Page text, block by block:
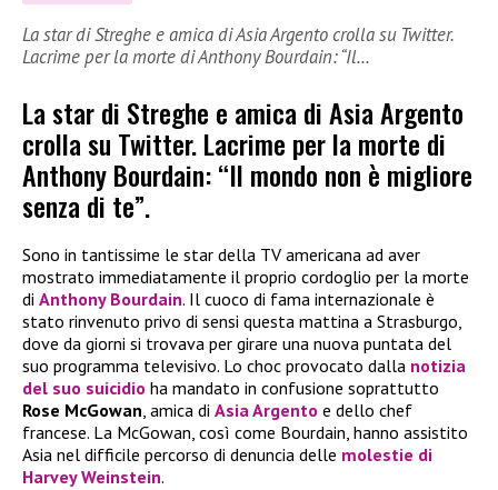
La star di Streghe e amica di Asia Argento crolla su Twitter.
Lacrime per la morte di Anthony Bourdain: “Il…
La star di Streghe e amica di Asia Argento
crolla su Twitter. Lacrime per la morte di
Anthony Bourdain: “Il mondo non è migliore
senza di te”.
Sono in tantissime le star della TV americana ad aver
mostrato immediatamente il proprio cordoglio per la morte
di Anthony Bourdain. Il cuoco di fama internazionale è
stato rinvenuto privo di sensi questa mattina a Strasburgo,
dove da giorni si trovava per girare una nuova puntata del
suo programma televisivo. Lo choc provocato dalla notizia
del suo suicidio ha mandato in confusione soprattutto
Rose McGowan, amica di Asia Argento e dello chef
francese. La McGowan, così come Bourdain, hanno assistito
Asia nel difficile percorso di denuncia delle molestie di
Harvey Weinstein.